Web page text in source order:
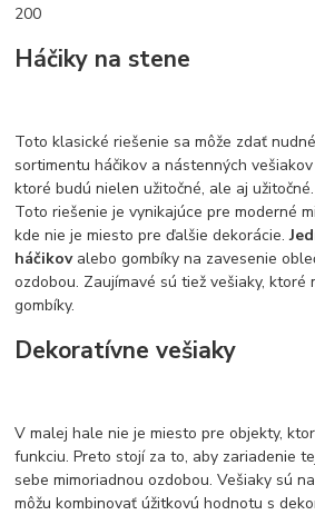
200
Háčiky na stene
Toto klasické riešenie sa môže zdať
sortimentu háčikov a nástenných
ktoré budú nielen užitočné, ale aj
Toto riešenie je vynikajúce pre moderné
kde nie je miesto pre ďalšie dekorácie.
háčikov alebo gombíky na zavesenie
ozdobou. Zaujímavé sú tiež vešiaky, ktoré
gombíky.
Dekoratívne vešiaky
V malej hale nie je miesto pre objekty,
funkciu. Preto stojí za to, aby zariadenie
sebe mimoriadnou ozdobou. Vešiaky sú
môžu kombinovať úžitkovú hodnotu s